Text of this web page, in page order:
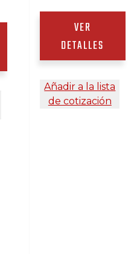
VER
DETALLES
Añadir a la lista
de cotización